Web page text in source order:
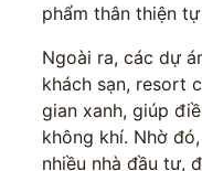
phẩm thân thiện tự
Ngoài ra, các dự
khách sạn, resort
gian xanh, giúp
không khí. Nhờ
nhiều nhà đầu tư,